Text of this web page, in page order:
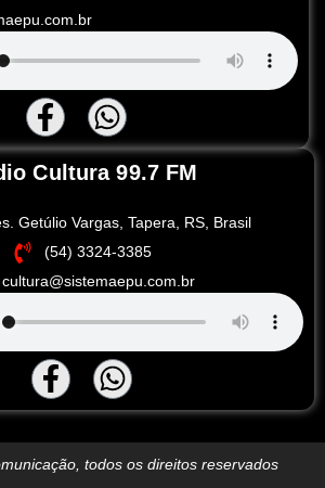
Cultura 99.7 FM
Getúlio Vargas, Tapera, RS, Brasil
(54) 3324-3385
cultura@sistemaepu.com.br
todos os direitos reservados